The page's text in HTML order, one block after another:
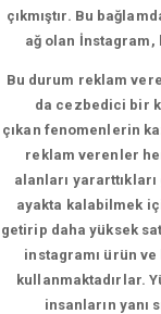
çıkmıştır. Bu
ağ olan İnstagram,
Bu durum reklam
da cezbedici bir
çıkan fenomenlerin
reklam verenler
alanları
ayakta kalabilmek
getirip daha yüksek
instagramı ürün
kullanmaktadırlar.
insanların yanı